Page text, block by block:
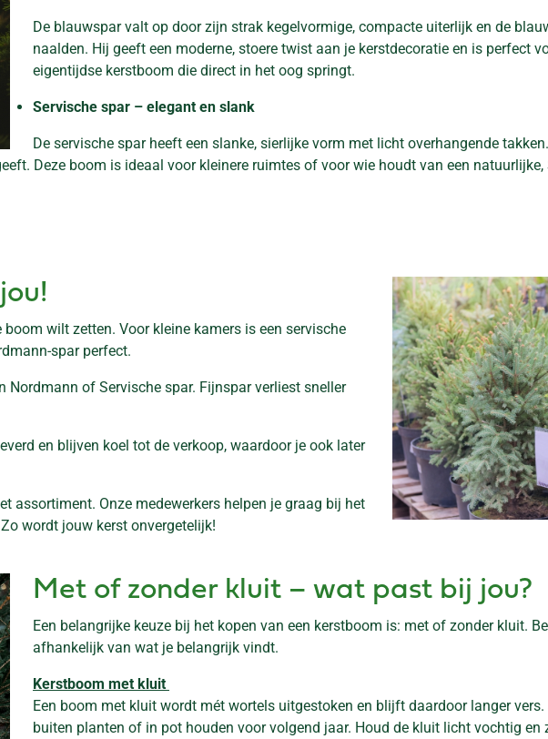
De blauwspar valt op door zijn strak kegelvormige, compacte uiterlijk en de
naalden. Hij geeft een moderne, stoere twist aan je kerstdecoratie en is perfect
eigentijdse kerstboom die direct in het oog springt.
Servische spar – elegant en slank
De servische spar heeft een slanke, sierlijke vorm met licht overhangende
Deze boom is ideaal voor kleinere ruimtes of voor wie houdt van een
wilt zetten. Voor kleine kamers is een servische
spar perfect.
Nordmann of Servische spar. Fijnspar verliest sneller
en blijven koel tot de verkoop, waardoor je ook later
assortiment. Onze medewerkers helpen je graag bij het
wordt jouw kerst onvergetelijk!
Met of zonder kluit – wat past bij jou?
Een belangrijke keuze bij het kopen van een kerstboom is: met of zonder kluit.
afhankelijk van wat je belangrijk vindt.
Kerstboom met kluit
Een boom met kluit wordt mét wortels uitgestoken en blijft daardoor langer
buiten planten of in pot houden voor volgend jaar. Houd de kluit licht vochtig en